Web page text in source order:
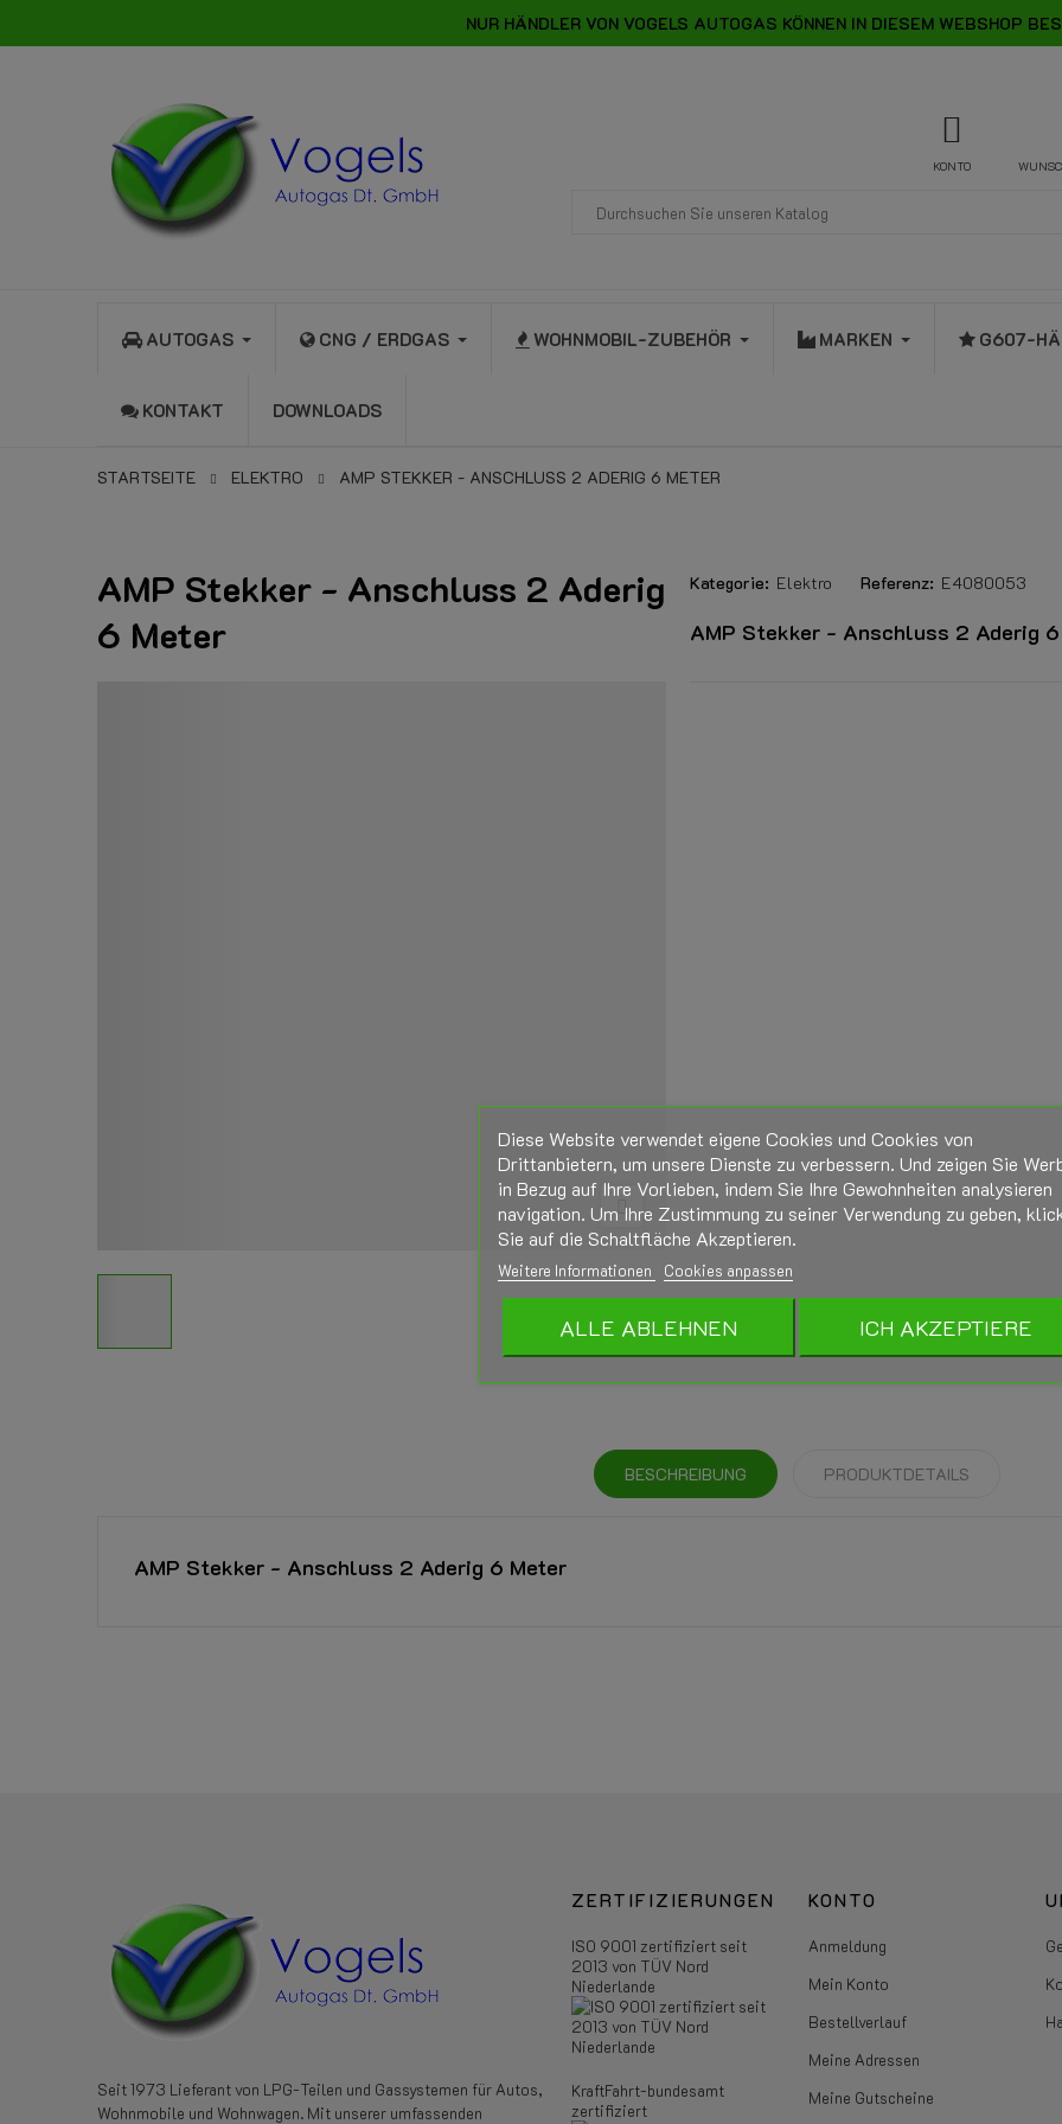
NUR HÄNDLER VON VOGELS AUTOGAS KÖNNEN IN DIESEM WEBSHOP
KONTO
AUTOGAS CNG / ERDGAS WOHNMOBIL-ZUBEHÖR MARKEN G607-
KONTAKT DOWNLOADS
STARTSEITE ELEKTRO AMP STEKKER - ANSCHLUSS 2 ADERIG 6 METER
AMP Stekker - Anschluss 2 Aderig
6 Meter
Kategorie: Elektro Referenz: E4080053
AMP Stekker - Anschluss 2 Aderig
BESCHREIBUNG PRODUKTDETAILS
AMP Stekker - Anschluss 2 Aderig 6 Meter
Seit 1973 Lieferant von LPG-Teilen und Gassystemen für Autos,
Wohnmobile und Wohnwagen. Mit unserer umfassenden
ZERTIFIZIERUNGEN
ISO 9001 zertifiziert seit
2013 von TÜV Nord
Niederlande
KraftFahrt-bundesamt
zertifiziert
KONTO
Anmeldung
Mein Konto
Bestellverlauf
Meine Adressen
Meine Gutscheine
Diese Website verwendet eigene Cookies und Cookies von
Drittanbietern, um unsere Dienste zu verbessern. Und zeigen Sie
in Bezug auf Ihre Vorlieben, indem Sie Ihre Gewohnheiten analysieren
navigation. Um Ihre Zustimmung zu seiner Verwendung zu geben,
Sie auf die Schaltfläche Akzeptieren.
Weitere Informationen Cookies anpassen
ALLE ABLEHNEN ICH AKZEPTIERE